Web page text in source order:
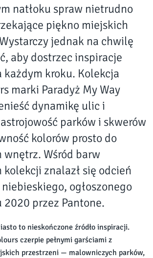
natłoku spraw nietrudno
piękno miejskich
jednak na chwilę
aby dostrzec inspiracje
każdym kroku. Kolekcja
marki Paradyż My Way
dynamikę ulic i
parków i skwerów
kolorów prosto do
Wśród barw
znalazł się odcień
ogłoszonego
2020 przez Pantone.
to nieskończone źródło inspiracji.
czerpie pełnymi garściami z
przestrzeni — malowniczych parków,